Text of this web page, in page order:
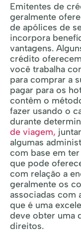
Emitentes de
geralmente
de apólices de
incorpora
vantagens.
crédito
você trabalha
para comprar a
pagar para os
contêm o
fazer usando o
durante
de viagem,
algumas
com base em
que pode
com relação a
geralmente os
associadas com
que é uma
deve obter uma
direitos.